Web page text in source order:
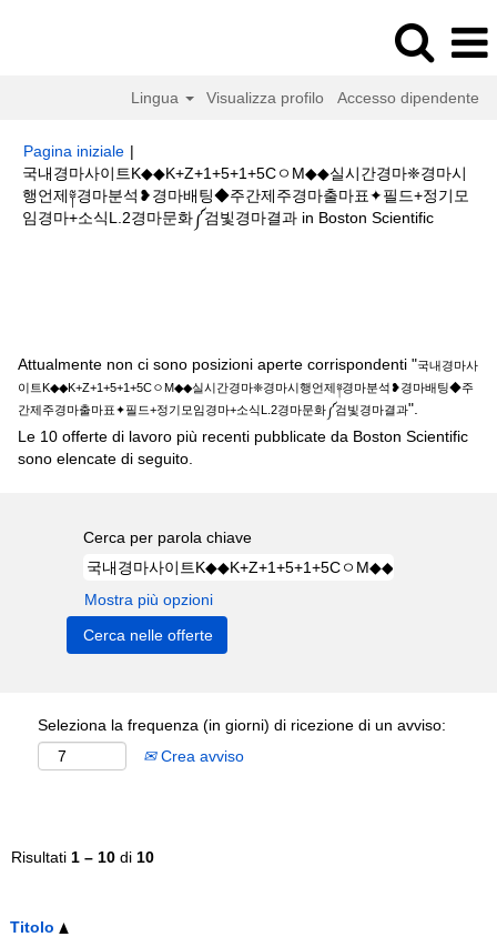
Lingua Visualizza profilo Accesso dipendente
Pagina iniziale |
국내경마사이트K◆◆K+Z+1+5+1+5CㅇM◆◆실시간경마❈경마시
행언제༈경마분석❥경마배팅◆주간제주경마출마표✦필드+정기모
임경마+소식L.2경마문화༼검빛경마결과 in Boston Scientific(pagina
Attualmente non ci sono posizioni aperte corrispondenti "국내경마사
이트K◆◆K+Z+1+5+1+5CㅇM◆◆실시간경마❈경마시행언제༈경마분석❥경마배팅◆주
간제주경마출마표✦필드+정기모임경마+소식L.2경마문화༼검빛경마결과".
Le 10 offerte di lavoro più recenti pubblicate da Boston Scientific
sono elencate di seguito.
Cerca per parola chiave
Mostra più opzioni
Seleziona la frequenza (in giorni) di ricezione di un avviso:
Crea avviso
Risultati 1 – 10 di 10
Titolo